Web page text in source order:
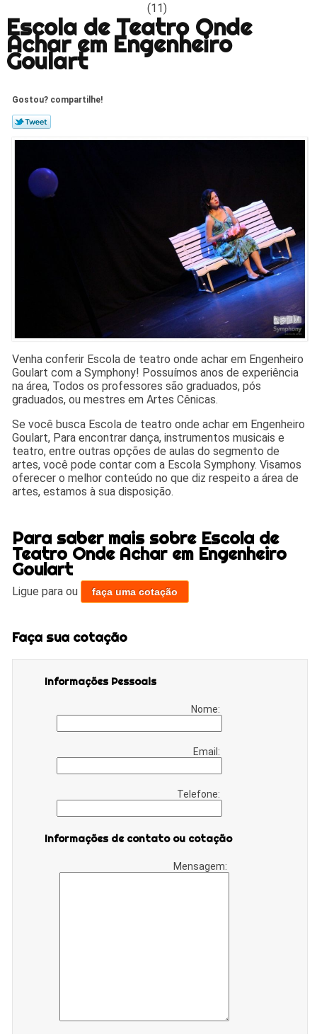
(11)
Escola de Teatro Onde
Achar em Engenheiro
Goulart
Gostou? compartilhe!
Venha conferir Escola de teatro onde achar em Engenheiro
Goulart com a Symphony! Possuímos anos de experiência
na área, Todos os professores são graduados, pós
graduados, ou mestres em Artes Cênicas.
Se você busca Escola de teatro onde achar em Engenheiro
Goulart, Para encontrar dança, instrumentos musicais e
teatro, entre outras opções de aulas do segmento de
artes, você pode contar com a Escola Symphony. Visamos
oferecer o melhor conteúdo no que diz respeito a área de
artes, estamos à sua disposição.
Para saber mais sobre Escola de
Teatro Onde Achar em Engenheiro
Goulart
Ligue paraou faça uma cotação
Faça sua cotação
Informações Pessoais
Nome:
Email:
Telefone:
Informações de contato ou cotação
Mensagem: